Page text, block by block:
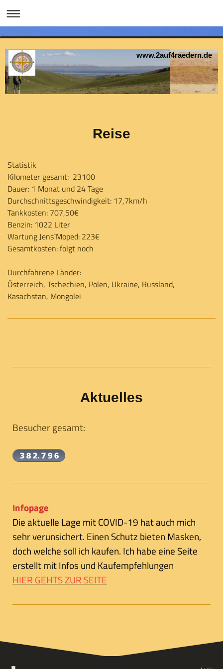
www.2auf4raedern.de
Reise
Statistik
Kilometer gesamt: 23100
Dauer: 1 Monat und 24 Tage
Durchschnittsgeschwindigkeit: 17,7km/h
Tankkosten: 707,50€
Benzin: 1022 Liter
Wartung Jens`Moped: 223€
Gesamtkosten: folgt noch
Durchfahrene Länder:
Österreich, Tschechien, Polen, Ukraine, Russland,
Kasachstan, Mongolei
Aktuelles
Besucher gesamt:
Infopage
Die aktuelle Lage mit COVID-19 hat auch mich
sehr verunsichert. Einen Schutz bieten Masken,
doch welche soll ich kaufen. Ich habe eine Seite
erstellt mit Infos und Kaufempfehlungen
HIER GEHTS ZUR SEITE